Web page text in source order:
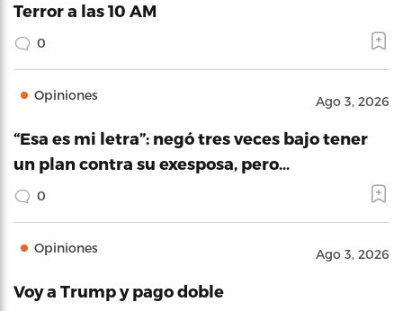
Terror a las 10 AM
0
Opiniones Ago 3, 2026
“Esa es mi letra”: negó tres veces bajo tener
un plan contra su exesposa, pero…
0
Opiniones Ago 3, 2026
Voy a Trump y pago doble